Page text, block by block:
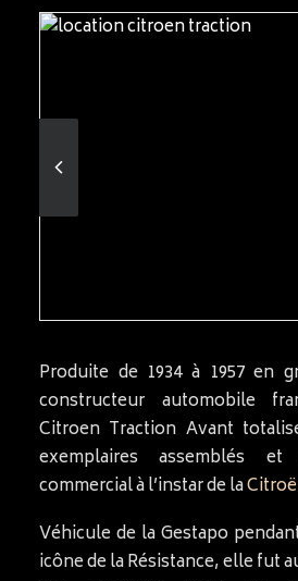
Produite de 1934 à 1957 en
constructeur automobile
Citroen Traction Avant
exemplaires assemblés
commercial à l’instar de la
Véhicule de la Gestapo
icône de la Résistance, elle fut